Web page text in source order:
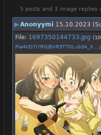
5 posts and 3 image replies
▶Anonyymi 15.10.2023
File: 1697350144733.jpg